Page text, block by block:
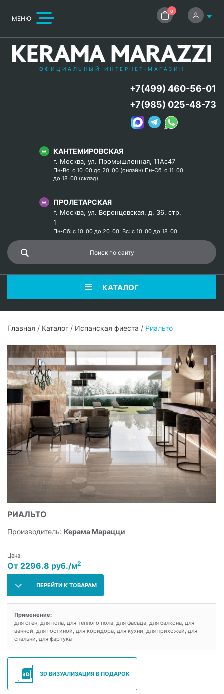
МЕНЮ
0
ОФИЦИАЛЬНЫЙ ИНТЕРНЕТ-МАГАЗИН
КАНТЕМИРОВСКАЯ
г. Москва, ул. Промышленная, 11Ас47
Пн-Вс: с 10-00 до 20-00 (онлайн),Пн-Сб: с 11-00
до 18-00 (склад)
ПРОЛЕТАРСКАЯ
г. Москва, ул. Воронцовская, д. 36, стр.
1
Пн-Сб: с 10-00 до 20-00, Вс: с 10-00 до 18-00
+7(499) 460-56-01
+7(985) 025-48-73
КАТАЛОГ
Главная / Каталог / Испанская фиеста / Риальто
РИАЛЬТО
Производитель: Керама Марацци
Цена:
От 2296.8 руб./м2
ПЕРЕЙТИ К ТОВАРАМ
Применение:
для стен, для пола, для теплого пола, для фасада, для балкона, для
ванной, для гостиной, для коридора, для кухни, для прихожей, для
спальни, для фартука
3D ВИЗУАЛИЗАЦИЯ В ПОДАРОК